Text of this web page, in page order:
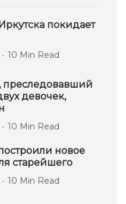
покидает
10 Min Read
преследовавший
девочек,
10 Min Read
новое
старейшего
10 Min Read